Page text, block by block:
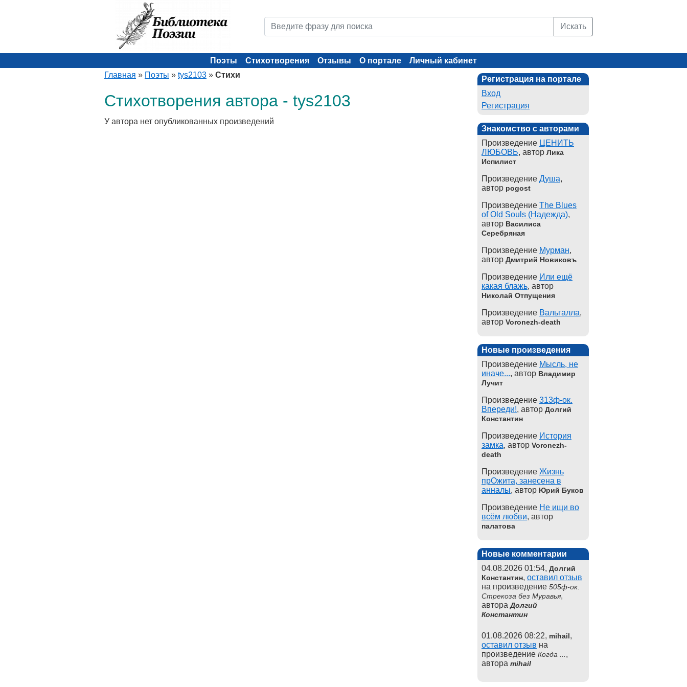
Искать
Поэты Стихотворения Отзывы О портале
Личный кабинет
Главная » Поэты » tys2103 » Стихи
Стихотворения автора - tys2103
У автора нет опубликованных произведений
Регистрация на портале
Вход
Регистрация
Знакомство с авторами
Произведение ЦЕНИТЬ
ЛЮБОВЬ, автор Лика
Испилист
Произведение Душа,
автор pogost
Произведение The Blues
of Old Souls (Надежда),
автор Василиса
Серебряная
Произведение Мурман,
автор Дмитрий Новиковъ
Произведение Или ещё
какая блажь, автор
Николай Отпущения
Произведение Вальгалла,
автор Voronezh-death
Новые произведения
Произведение Мысль, не
иначе..., автор Владимир
Лучит
Произведение 313ф-ок.
Впереди!, автор Долгий
Константин
Произведение История
замка, автор Voronezh-
death
Произведение Жизнь
прОжита, занесена в
анналы, автор Юрий Буков
Произведение Не ищи во
всём любви, автор
палатова
Новые комментарии
04.08.2026 01:54, Долгий
Константин, оставил отзыв
на произведение 505ф-ок.
Стрекоза без Муравья,
автораДолгий
Константин
01.08.2026 08:22, mihail,
оставил отзыв на
произведение Когда ... ,
автора mihail